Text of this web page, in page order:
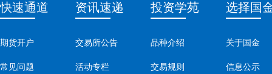
快速通道
期货开户
常见问题
资讯速递
交易所公告
活动专栏
投资学苑
品种介绍
交易规则
选择国
关于国金
信息公示